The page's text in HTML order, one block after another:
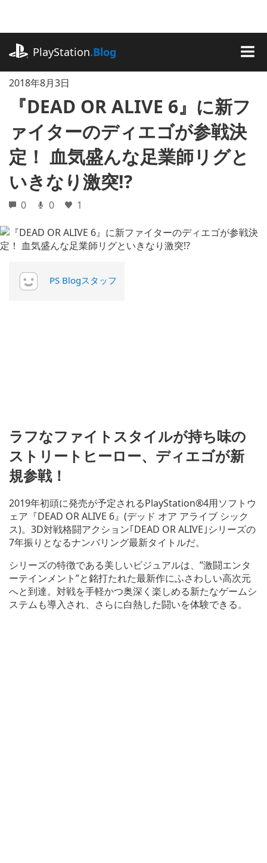
に
キ
ッ
プ
PlayStation.Blog
2018年8月3日
『DEAD OR ALIVE 6』に新フ
ァイターのディエゴが参戦決
定！ 血気盛んな足業師リグと
いきなり激突!?
0 0 1
PS Blogスタッフ
ラフなファイトスタイルが持ち味の
ストリートヒーロー、ディエゴが新
規参戦！
2019年初頭に発売が予定されるPlayStation®4用ソフトウ
ェア『DEAD OR ALIVE 6』(デッド オア アライブ シック
ス)。3D対戦格闘アクション｢DEAD OR ALIVE｣シリーズの
7年振りとなるナンバリング最新タイトルだ。
シリーズの特徴である美しいビジュアルは、”激闘エンタ
ーテインメント”と銘打たれた最新作にふさわしい高次元
へと到達。対戦を手軽かつ奥深く楽しめる新たなゲームシ
ステムも導入され、さらに白熱した闘いを体験できる。